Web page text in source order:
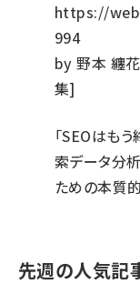
https://
994
by野本 纏
集]
「SEOはも
索データ分
ための本質
先週の人気記